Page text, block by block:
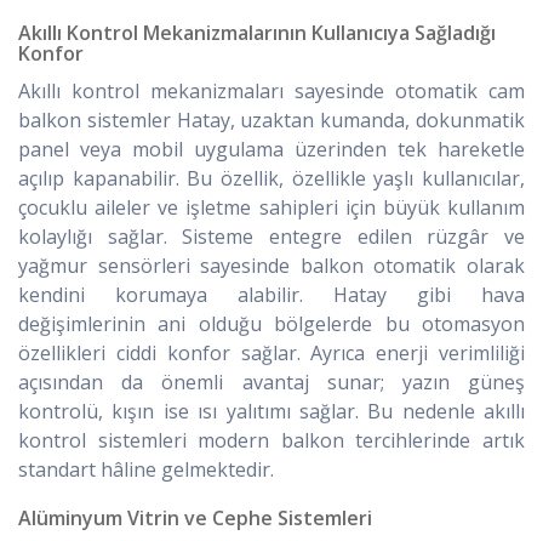
Akıllı Kontrol Mekanizmalarının Kullanıcıya Sağladığı
Konfor
Akıllı kontrol mekanizmaları sayesinde otomatik cam
balkon sistemler Hatay, uzaktan kumanda, dokunmatik
panel veya mobil uygulama üzerinden tek hareketle
açılıp kapanabilir. Bu özellik, özellikle yaşlı kullanıcılar,
çocuklu aileler ve işletme sahipleri için büyük kullanım
kolaylığı sağlar. Sisteme entegre edilen rüzgâr ve
yağmur sensörleri sayesinde balkon otomatik olarak
kendini korumaya alabilir. Hatay gibi hava
değişimlerinin ani olduğu bölgelerde bu otomasyon
özellikleri ciddi konfor sağlar. Ayrıca enerji verimliliği
açısından da önemli avantaj sunar; yazın güneş
kontrolü, kışın ise ısı yalıtımı sağlar. Bu nedenle akıllı
kontrol sistemleri modern balkon tercihlerinde artık
standart hâline gelmektedir.
Alüminyum Vitrin ve Cephe Sistemleri